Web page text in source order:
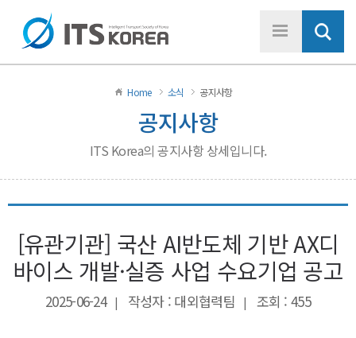
Home 소식 공지사항
공지사항
ITS Korea의 공지사항 상세입니다.
[유관기관] 국산 AI반도체 기반 AX디
바이스 개발·실증 사업 수요기업 공고
2025-06-24 | 작성자 : 대외협력팀 | 조회 : 455